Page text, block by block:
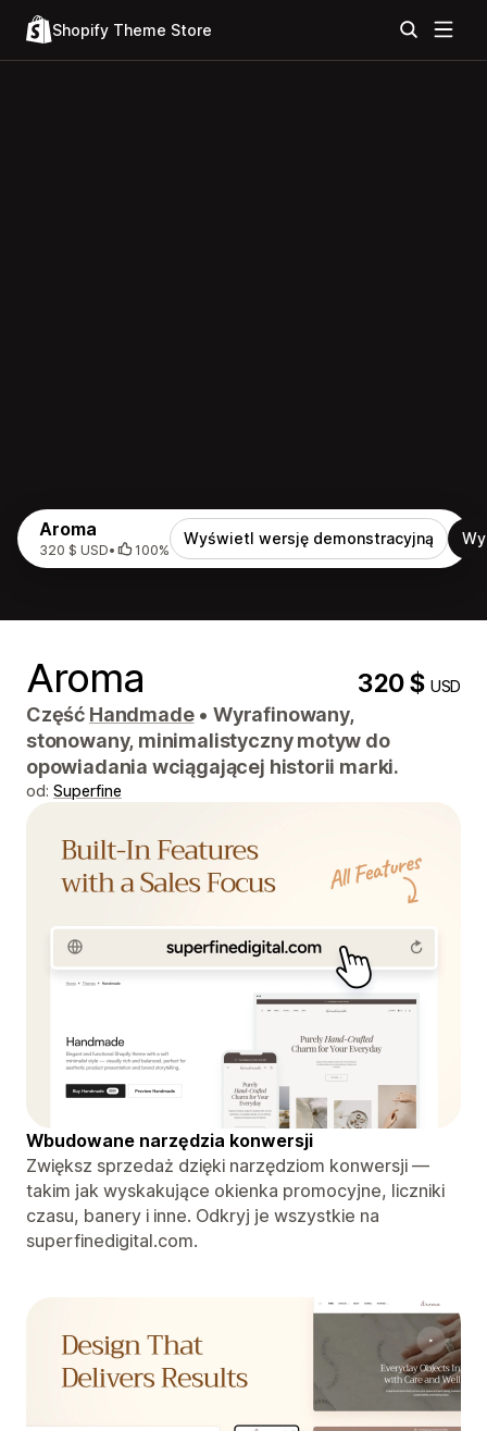
Shopify Theme Store
Aroma
320 $ USD• 100%
Wyświetl wersję demonstracyjną
Aroma 320 $USD
Część Handmade • Wyrafinowany,
stonowany, minimalistyczny motyw do
opowiadania wciągającej historii marki.
od: Superfine
Wbudowane narzędzia konwersji
Zwiększ sprzedaż dzięki narzędziom konwersji —
takim jak wyskakujące okienka promocyjne, liczniki
czasu, banery i inne. Odkryj je wszystkie na
superfinedigital.com.